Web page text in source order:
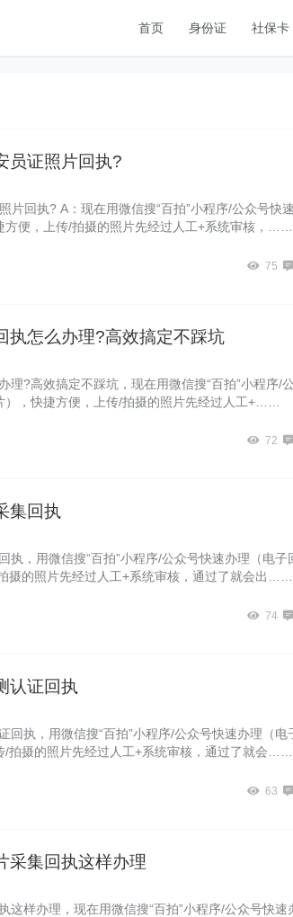
首页 身份证 社保卡
员证照片回执?
片回执? A：现在用微信搜“百拍”小程序/公众号快速
方便，上传/拍摄的照片先经过人工+系统审核，……
75
执怎么办理?高效搞定不踩坑
理?高效搞定不踩坑，现在用微信搜“百拍”小程序/公
），快捷方便，上传/拍摄的照片先经过人工+……
72
集回执
执，用微信搜“百拍”小程序/公众号快速办理（电子
摄的照片先经过人工+系统审核，通过了就会出……
74
认证回执
回执，用微信搜“百拍”小程序/公众号快速办理（电
/拍摄的照片先经过人工+系统审核，通过了就会……
63
采集回执这样办理
这样办理，现在用微信搜“百拍”小程序/公众号快速